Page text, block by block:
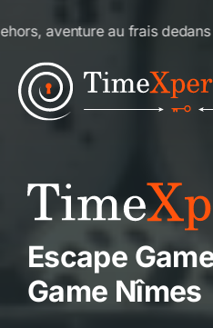
au
contenu
Toutes les salles de
Escape
Game Nîmes